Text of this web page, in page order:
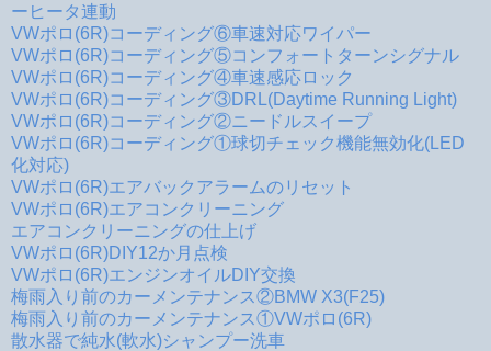
ーヒータ連動
VWポロ(6R)コーディング⑥車速対応ワイパー
VWポロ(6R)コーディング⑤コンフォートターンシグナル
VWポロ(6R)コーディング④車速感応ロック
VWポロ(6R)コーディング③DRL(Daytime Running Light)
VWポロ(6R)コーディング②ニードルスイープ
VWポロ(6R)コーディング①球切チェック機能無効化(LED
化対応)
VWポロ(6R)エアバックアラームのリセット
VWポロ(6R)エアコンクリーニング
エアコンクリーニングの仕上げ
VWポロ(6R)DIY12か月点検
VWポロ(6R)エンジンオイルDIY交換
梅雨入り前のカーメンテナンス②BMW X3(F25)
梅雨入り前のカーメンテナンス①VWポロ(6R)
散水器で純水(軟水)シャンプー洗車